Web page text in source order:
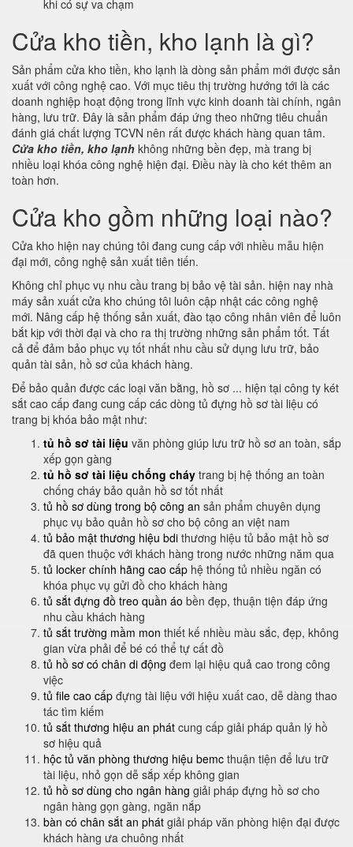
khi có sự va chạm
Cửa kho tiền, kho lạnh là gì?
Sản phẩm cửa kho tiền, kho lạnh là dòng sản phẩm mới được sản
xuất với công nghệ cao. Với mục tiêu thị trường hướng tới là các
doanh nghiệp hoạt động trong lĩnh vực kinh doanh tài chính, ngân
hàng, lưu trữ. Đây là sản phẩm đáp ứng theo những tiêu chuẩn
đánh giá chất lượng TCVN nên rất được khách hàng quan tâm.
Cửa kho tiền, kho lạnh không những bền đẹp, mà trang bị
nhiều loại khóa công nghệ hiện đại. Điều này là cho két thêm an
toàn hơn.
Cửa kho gồm những loại nào?
Cửa kho hiện nay chúng tôi đang cung cấp với nhiều mẫu hiện
đại mới, công nghệ sản xuất tiên tiến.
Không chỉ phục vụ nhu cầu trang bị bảo vệ tài sản. hiện nay nhà
máy sản xuất cửa kho chúng tôi luôn cập nhật các công nghệ
mới. Nâng cấp hệ thống sản xuất, đào tạo công nhân viên để luôn
bắt kịp với thời đại và cho ra thị trường những sản phẩm tốt. Tất
cả để đảm bảo phục vụ tốt nhất nhu cầu sử dụng lưu trữ, bảo
quản tài sản, hồ sơ của khách hàng.
Để bảo quản được các loại văn bằng, hồ sơ ... hiện tại công ty két
sắt cao cấp đang cung cấp các dòng tủ đựng hồ sơ tài liệu có
trang bị khóa bảo mật như:
tủ hồ sơ tài liệu văn phòng giúp lưu trữ hồ sơ an toàn, sắp
xếp gọn gàng
tủ hồ sơ tài liệu chống cháy trang bị hệ thống an toàn
chống cháy bảo quản hồ sơ tốt nhất
tủ hồ sơ dùng trong bộ công an sản phẩm chuyên dụng
phục vụ bảo quản hồ sơ cho bộ công an việt nam
tủ bảo mật thương hiệu bdi thương hiệu tủ bảo mật hồ sơ
đã quen thuộc với khách hàng trong nước những năm qua
tủ locker chính hãng cao cấp hệ thống tủ nhiều ngăn có
khóa phục vụ gửi đồ cho khách hàng
tủ sắt đựng đồ treo quần áo bền đẹp, thuận tiện đáp ứng
nhu cầu khách hàng
tủ sắt trường mầm mon thiết kế nhiều màu sắc, đẹp, không
gian vừa phải để bé có thể tự cất đồ
tủ hồ sơ có chân di động đem lại hiệu quả cao trong công
việc
tủ file cao cấp đựng tài liệu với hiệu xuất cao, dễ dàng thao
tác tìm kiếm
tủ sắt thương hiệu an phát cung cấp giải pháp quản lý hồ
sơ hiệu quả
hộc tủ văn phòng thương hiệu bemc thuận tiện để lưu trữ
tài liệu, nhỏ gọn dễ sắp xếp không gian
tủ hồ sơ dùng cho ngân hàng giải pháp đựng hồ sơ cho
ngân hàng gọn gàng, ngăn nắp
bàn có chân sắt an phát giải pháp văn phòng hiện đại được
khách hàng ưa chuông nhất